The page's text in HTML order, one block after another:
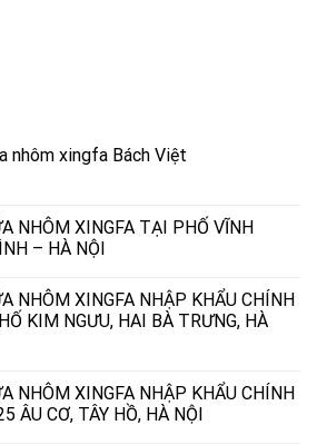
nhôm xingfa Bách Việt
NHÔM XINGFA TẠI PHỐ VĨNH
– HÀ NỘI
NHÔM XINGFA NHẬP KHẨU CHÍNH
KIM NGƯU, HAI BÀ TRƯNG, HÀ
NHÔM XINGFA NHẬP KHẨU CHÍNH
ÂU CƠ, TÂY HỒ, HÀ NỘI